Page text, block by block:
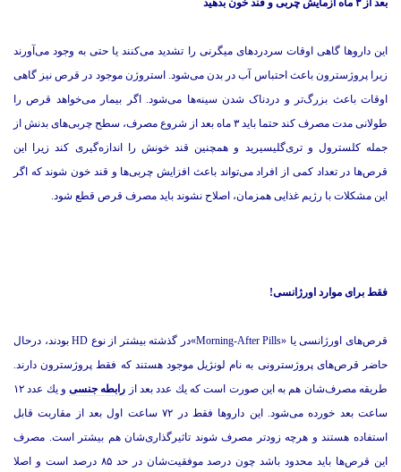
بعد از ۳ ماه آزمایش چربی و قند خون بدهید
این داروها گاهی اوقات سردردهای میگرنی را تشدید می‌کنند یا حتی به وجود می‌آورند
زیرا پروژسترون باعث احتباس آب در بدن می‌شود. استروژن موجود در قرص نیز گاهی
اوقات باعث بزرگ‌تر و دردناک شدن سینه‌ها می‌شود. اگر بیمار می‌خواهد قرص را
طولانی مدت مصرف کند حتما باید ۳ ماه بعد از شروع مصرف، سطح چربی‌های بدنش از
جمله کلسترول و تری‌گلیسیرید و همچنین قند خونش را اندازه‌گیری کند زیرا این
قرص‌ها در تعداد کمی از افراد می‌تواند باعث افزایش چربی‌ها و قند خون شوند که اگر
این مشکلات با رژیم غذایی همزمان، اصلاح نشوند باید مصرف قرص قطع شود.
فقط برای موارد اورژانسی!
قرص‌های اورژانسی یا «Morning-After Pills»در گذشته بیشتر از نوع HD بودند، درحال
حاضر قرص‌های پروژسترونی به نام لونژیل موجود هستند که فقط پروژسترون دارند.
طریقه مصرف‌شان هم به این صورت است که يك عدد بعد از رابطه جنسی
و يك عدد ۱۲
ساعت بعد خورده می‌شود. این داروها فقط در ۷۲ ساعت اول بعد از مقاربت قابل
استفاده هستند و هرچه زودتر مصرف شوند تاثیرگذاری‌شان هم بیشتر است. مصرف
این قرص‌ها باید محدود باشد چون درصد موفقیت‌شان در حد ۸۵ درصد است و اصلا